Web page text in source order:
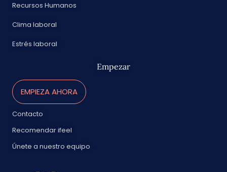
Recursos Humanos
Clima laboral
Estrés laboral
Empezar
EMPIEZA AHORA
Contacto
Recomendar ifeel
Únete a nuestro equipo